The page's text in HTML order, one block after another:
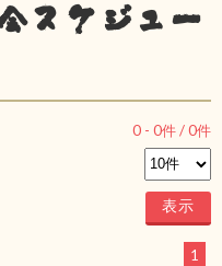
スケジュー
0 - 0件 /0件
1